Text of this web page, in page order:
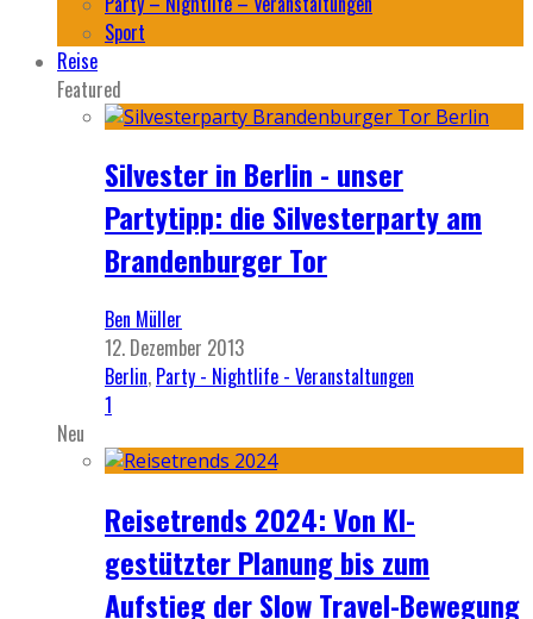
Sport
Reise
Featured
Silvester in Berlin - unser
Partytipp: die Silvesterparty am
Brandenburger Tor
Ben Müller
12. Dezember 2013
Berlin, Party - Nightlife - Veranstaltungen
1
Neu
Reisetrends 2024: Von KI-
gestützter Planung bis zum
Aufstieg der Slow Travel-Bewegung